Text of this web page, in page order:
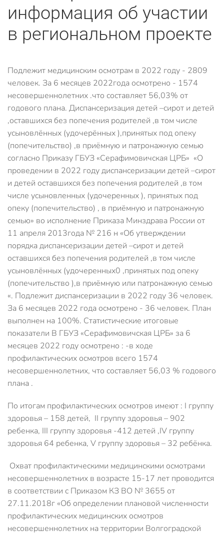
информация об участии
в региональном проекте
Подлежит медицинским осмотрам в 2022 году - 2809
человек. За 6 месяцев 2022года осмотрено - 1574
несовершеннолетних .что составляет 56,03% от
годового плана. Диспансеризация детей –сирот и детей
,оставшихся без попечения родителей ,в том числе
усыновлённых (удочерённых ),принятых под опеку
(попечительство) ,в приёмную и патронажную семью
согласно Приказу ГБУЗ «Серафимовичская ЦРБ» «О
проведении в 2022 году диспансеризации детей –сирот
и детей оставшихся без попечения родителей ,в том
числе усыновленных (удочеренных ), принятых под
опеку (попечительство) , в приёмную и патронажную
семью» во исполнение Приказа Минздрава России от
11 апреля 2013года № 216 н «Об утверждении
порядка диспансеризации детей –сирот и детей
оставшихся без попечения родителей ,в том числе
усыновлённых (удочеренных0 ,принятых под опеку
(попечительство ),в приёмную или патронажную семью
«. Подлежит диспансеризации в 2022 году 36 человек.
За 6 месяцев 2022 года осмотрено - 36 человек. План
выполнен на 100%. Статистические итоговые
показатели В ГБУЗ «Серафимовичская ЦРБ» за 6
месяцев 2022 году осмотрено : -в ходе
профилактических осмотров всего 1574
несовершеннолетних, что составляет 56,03 % годового
плана .
По итогам профилактических осмотров имеют : I группу
здоровья – 158 детей, II группу здоровья – 902
ребенка, III группу здоровья -412 детей ,IV группу
здоровья 64 ребенка, V группу здоровья – 32 ребёнка.
Охват профилактическими медицинскими осмотрами
несовершеннолетних в возрасте 15-17 лет проводится
в соответствии с Приказом КЗ ВО № 3655 от
27.11.2018г «Об определении плановой численности
профилактических медицинских осмотров
несовершеннолетних на территории Волгоградской